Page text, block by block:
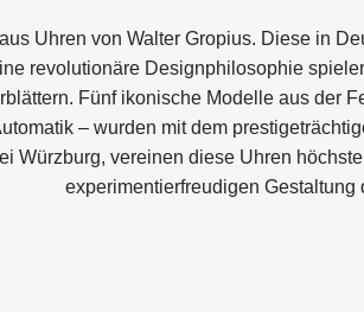
Uhren von Walter Gropius. Diese in
revolutionäre Designphilosophie
Fünf ikonische Modelle aus der
– wurden mit dem
Würzburg, vereinen diese Uhren
experimentierfreudigen Gestaltung